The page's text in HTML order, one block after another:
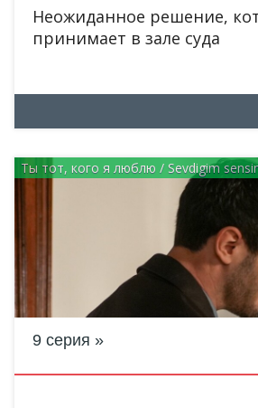
Неожиданное решение,
принимает в зале суда
Ты тот, кого я люблю / Sevdigim
9 серия